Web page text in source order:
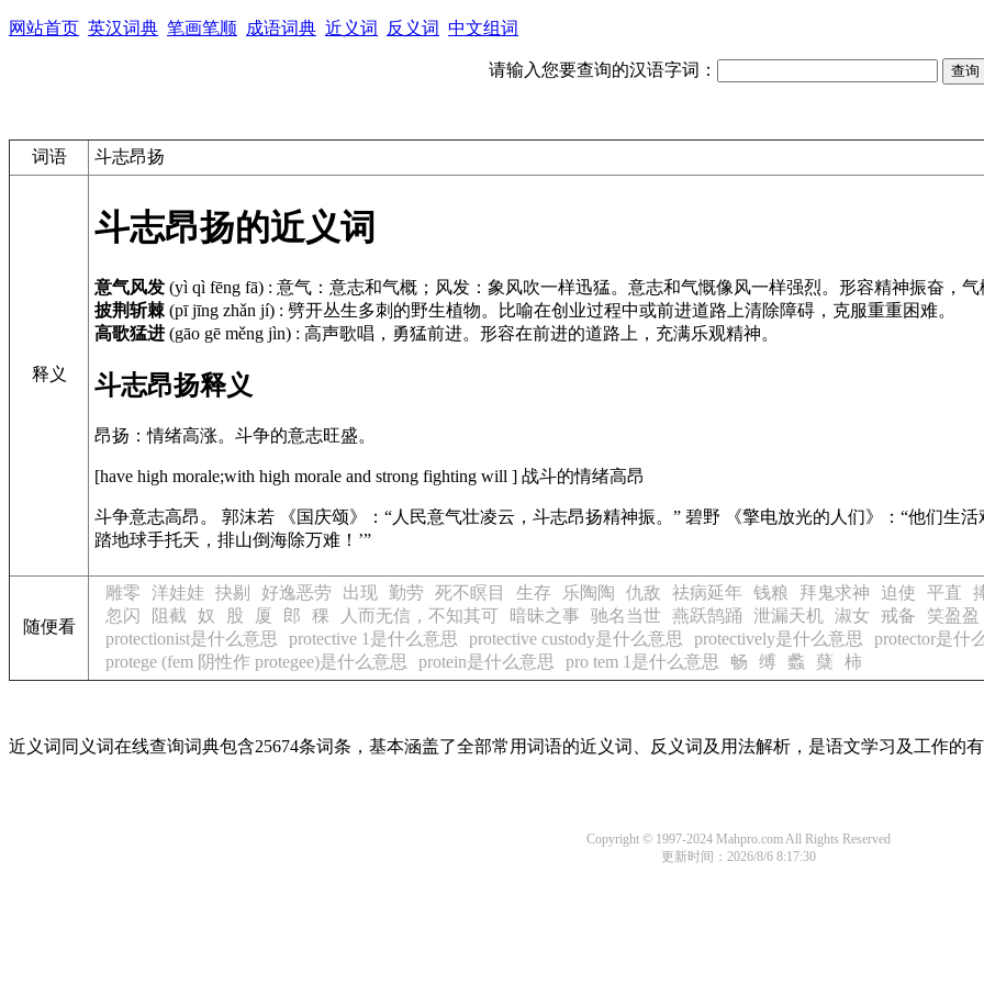
网站首页 英汉词典 笔画笔顺 成语词典 近义词 反义词 中文组词
请输入您要查询的汉语字词：
词语 斗志昂扬
释义
斗志昂扬的近义词
意气风发 (yì qì fēng fā) : 意气：意志和气概；风发：象风吹一样迅猛。意志和气慨像风一样强烈。形容精神振奋，气
披荆斩棘 (pī jīng zhǎn jí) : 劈开丛生多刺的野生植物。比喻在创业过程中或前进道路上清除障碍，克服重重困难。
高歌猛进 (gāo gē měng jìn) : 高声歌唱，勇猛前进。形容在前进的道路上，充满乐观精神。
斗志昂扬释义
昂扬：情绪高涨。斗争的意志旺盛。
[have high morale;with high morale and strong fighting will ] 战斗的情绪高昂
斗争意志高昂。 郭沫若 《国庆颂》 ：“人民意气壮凌云，斗志昂扬精神振。” 碧野 《擎电放光的人们》
：“他们生
踏地球手托天，排山倒海除万难！’”
随便看
雕零 洋娃娃 抉剔 好逸恶劳 出现 勤劳 死不瞑目 生存 乐陶陶 仇敌 祛病延年 钱粮 拜鬼求神 迫使 平直
忽闪
阻截 奴 股 厦 郎 稞 人而无信，不知其可 暗昧之事 驰名当世 燕跃鹄踊 泄漏天机 淑女 戒备
笑盈盈
protectionist是什么意思
protective 1是什么意思 protective custody是什么意思 protectively是什么意思
protector是什
protege (fem 阴性作 protegee)是什么意思
protein是什么意思 pro tem 1是什么意思 畅 缚 蠡 蘖 柿
近义词同义词在线查询词典包含25674条词条，基本涵盖了全部常用词语的近义词、反义词及用法解析，是语文学习及工作的
Copyright © 1997-2024 Mahpro.com All Rights Reserved
更新时间：2026/8/6 8:17:30